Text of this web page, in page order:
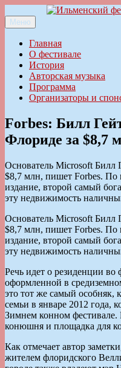
к
содержимому
Ильменский фестиваль
Меню
Главная
О фестивале
История
Авторская музыка
Программа
Организаторы и
Forbes: Билл
Флориде за $8,7
Основатель Microsoft Билл
$8,7 млн, пишет Forbes. По
издание, второй самый
эту недвижимость
Основатель Microsoft Билл
$8,7 млн, пишет Forbes. По
издание, второй самый
эту недвижимость
Речь идет о резиденции
оформленной в
это тот же самый особняк,
семьи в январе 2012 года,
Зимнем конном фестивале.
конюшня и площадка для
Как отмечает автор
жителем флоридского